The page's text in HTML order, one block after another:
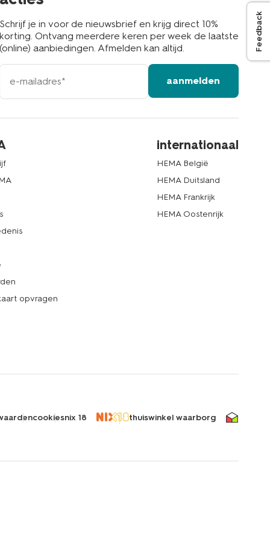
Schrijf je in voor de nieuwsbrief en krijg direct 10%
korting. Ontvang meerdere keren per week de laatste
(online) aanbiedingen. Afmelden kan altijd.
e-
mailadres
aanmelden
opvragen
internationaal
HEMA België
HEMA Duitsland
HEMA Frankrijk
HEMA Oostenrijk
cookiesnix 18 thuiswinkel waarborg
Feedback